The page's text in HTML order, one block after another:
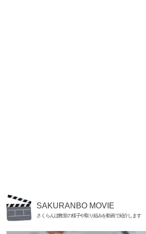
SAKURANBO MOVIE
さくらんぼ教室の様子や取り組みを動画で紹介します